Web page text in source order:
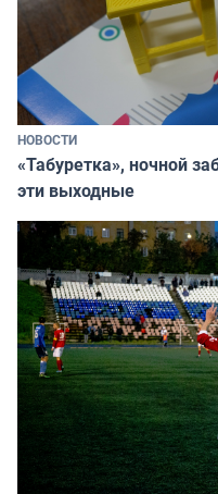
НОВОСТИ
«Табуретка», ночной
эти выходные